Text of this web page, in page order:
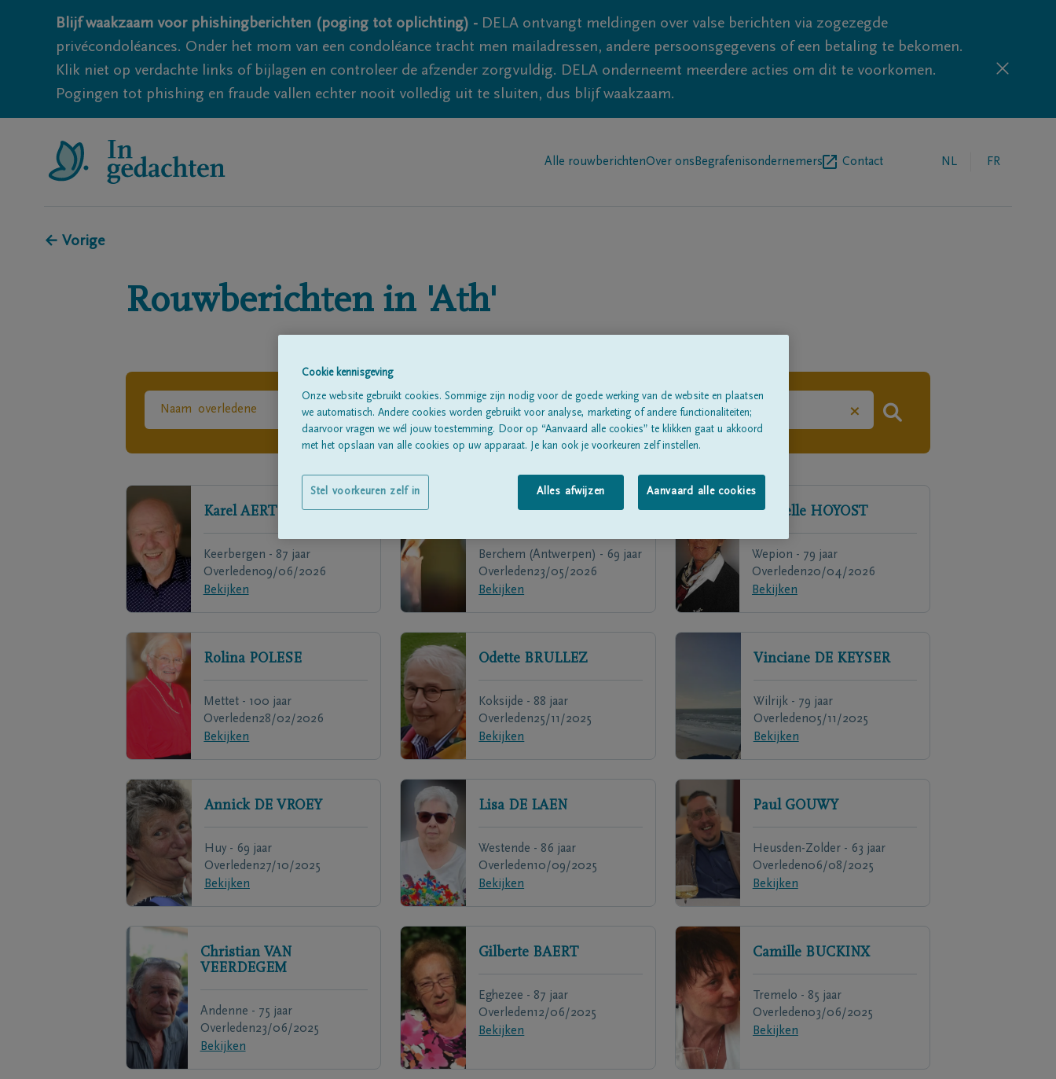
Blijf waakzaam voor phishingberichten (poging tot oplichting) - DELA ontvangt meldingen over valse berichten via zogezegde
privécondoléances. Onder het mom van een condoléance tracht men mailadressen, andere persoonsgegevens of een betaling te bekomen.
Klik niet op verdachte links of bijlagen en controleer de afzender zorgvuldig. DELA onderneemt meerdere acties om dit te voorkomen.
Pogingen tot phishing en fraude vallen echter nooit volledig uit te sluiten, dus blijf waakzaam.
Alle rouwberichtenOver ons Begrafenisondernemers Contact NL FR
← Vorige
Rouwberichten in 'Ath'
×
Karel AERTS
Keerbergen - 87 jaar
Overleden09/06/2026
Bekijken
Ronny OMBRECHT
Berchem (Antwerpen) - 69 jaar
Overleden23/05/2026
Bekijken
Michelle HOYOST
Wepion - 79 jaar
Overleden20/04/2026
Bekijken
Rolina POLESE
Mettet - 100 jaar
Overleden28/02/2026
Bekijken
Odette BRULLEZ
Koksijde - 88 jaar
Overleden25/11/2025
Bekijken
Vinciane DE KEYSER
Wilrijk - 79 jaar
Overleden05/11/2025
Bekijken
Annick DE VROEY
Huy - 69 jaar
Overleden27/10/2025
Bekijken
Lisa DE LAEN
Westende - 86 jaar
Overleden10/09/2025
Bekijken
Paul GOUWY
Heusden-Zolder - 63 jaar
Overleden06/08/2025
Bekijken
Christian VAN
VEERDEGEM
Andenne - 75 jaar
Overleden23/06/2025
Bekijken
Gilberte BAERT
Eghezee - 87 jaar
Overleden12/06/2025
Bekijken
Camille BUCKINX
Tremelo - 85 jaar
Overleden03/06/2025
Bekijken
Cookie kennisgeving
Onze website gebruikt cookies. Sommige zijn nodig voor de goede werking van de website en plaatsen
we automatisch. Andere cookies worden gebruikt voor analyse, marketing of andere functionaliteiten;
daarvoor vragen we wél jouw toestemming. Door op “Aanvaard alle cookies” te klikken gaat u akkoord
met het opslaan van alle cookies op uw apparaat. Je kan ook je voorkeuren zelf instellen.
Alles afwijzen Aanvaard alle cookies
Stel voorkeuren zelf in